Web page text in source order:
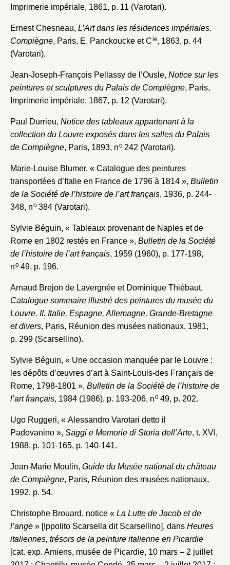
Imprimerie impériale, 1861, p. 11 (Varotari).
Ernest Chesneau, L’Art dans les résidences impériales.
Compiègne, Paris, E. Panckoucke et Cie, 1863, p. 44
(Varotari).
Jean-Joseph-François Pellassy de l’Ousle, Notice sur les
peintures et sculptures du Palais de Compiègne, Paris,
Imprimerie impériale, 1867, p. 12 (Varotari).
Paul Durrieu, Notice des tableaux appartenant à la
collection du Louvre exposés dans les salles du Palais
de Compiègne, Paris, 1893, no242 (Varotari).
Marie-Louise Blumer, « Catalogue des peintures
transportées d’Italie en France de 1796 à 1814 », Bulletin
de la Société de l’histoire de l’art français, 1936, p. 244-
348, no384 (Varotari).
Sylvie Béguin, « Tableaux provenant de Naples et de
Rome en 1802 restés en France », Bulletin de la Société
de l’histoire de l’art français, 1959 (1960), p. 177-198,
no49, p. 196.
Arnaud Brejon de Lavergnée et Dominique Thiébaut,
Catalogue sommaire illustré des peintures du musée du
Louvre. II. Italie, Espagne, Allemagne, Grande-Bretagne
et divers, Paris, Réunion des musées nationaux, 1981,
p. 299 (Scarsellino).
Sylvie Béguin, « Une occasion manquée par le Louvre :
les dépôts d’œuvres d’art à Saint-Louis-des Français de
Rome, 1798-1801 », Bulletin de la Société de l’histoire de
l’art français, 1984 (1986), p. 193-206, no49, p. 202.
Ugo Ruggeri, « Alessandro Varotari detto il
Padovanino », Saggi e Memorie di Storia dell’Arte, t. XVI,
1988, p. 101-165, p. 140-141.
Jean-Marie Moulin, Guide du Musée national du château
de Compiègne, Paris, Réunion des musées nationaux,
1992, p. 54.
Christophe Brouard, notice « La Lutte de Jacob et de
l’ange » [Ippolito Scarsella dit Scarsellino], dans Heures
italiennes, trésors de la peinture italienne en Picardie
[cat. exp. Amiens, musée de Picardie, 10 mars – 2 juillet